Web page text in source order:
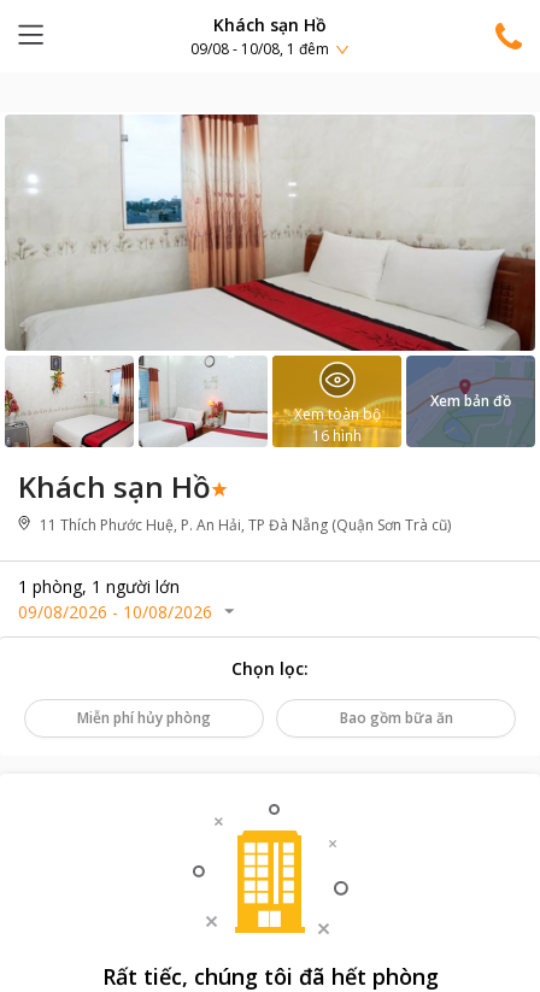
Khách sạn Hồ
09/08 - 10/08, 1 đêm
Khách sạn Hồ
11 Thích Phước Huệ, P. An Hải, TP Đà Nẵng (Quận Sơn Trà cũ)
1 phòng, 1 người lớn
09/08/2026 - 10/08/2026
Xem toàn bộ
16hình
Xem bản đồ
Chọn lọc:
Miễn phí hủy phòng Bao gồm bữa ăn
Rất tiếc, chúng tôi đã hết phòng